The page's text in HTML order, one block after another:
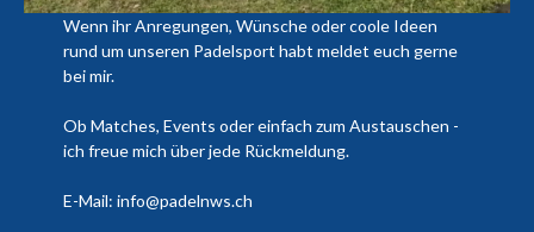
Wenn ihr Anregungen, Wünsche oder coole Ideen
rund um unseren Padelsport habt meldet euch gerne
bei mir.
Ob Matches, Events oder einfach zum Austauschen -
ich freue mich über jede Rückmeldung.
E-Mail: info@padelnws.ch